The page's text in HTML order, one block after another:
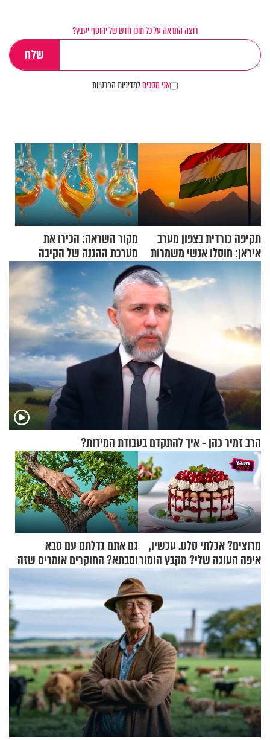
רוצה התראה על כל תוכן חדש של יהוסף יעבץ?
אני מסכיםלמדיניות הפרטיות
תקיפה כורדית בצפון מערב
איראן: חוסלו אנשי משמרות
המהפכה
מקור השראה: הכירו את
מערכת ההגנה של הקיבה
הרב זמיר כהן - איך להתקדם בעבודת המידות?
מרוצים? אכלתי סלט. עכשיו,
איפה העוגה שלי? מקבץ הומור
כייפי מספר 1
גם אתם גדלתם עם סבא
וסבתא? החוקרים אומרים שזה
מתכון מנצח